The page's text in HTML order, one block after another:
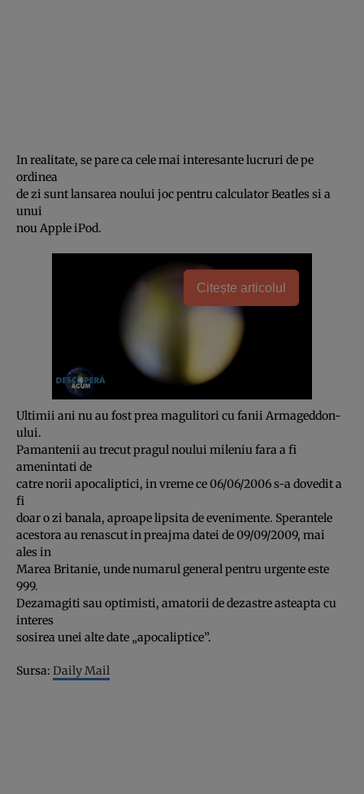
In realitate, se pare ca cele mai interesante lucruri de pe
ordinea
de zi sunt lansarea noului joc pentru calculator Beatles si a
unui
nou Apple iPod.
Citește articolul
Ultimii ani nu au fost prea magulitori cu fanii Armageddon-
ului.
Pamantenii au trecut pragul noului mileniu fara a fi
amenintati de
catre norii apocaliptici, in vreme ce 06/06/2006 s-a dovedit a
fi
doar o zi banala, aproape lipsita de evenimente. Sperantele
acestora au renascut in preajma datei de 09/09/2009, mai
ales in
Marea Britanie, unde numarul general pentru urgente este
999.
Dezamagiti sau optimisti, amatorii de dezastre asteapta cu
interes
sosirea unei alte date „apocaliptice”.
Sursa: Daily Mail